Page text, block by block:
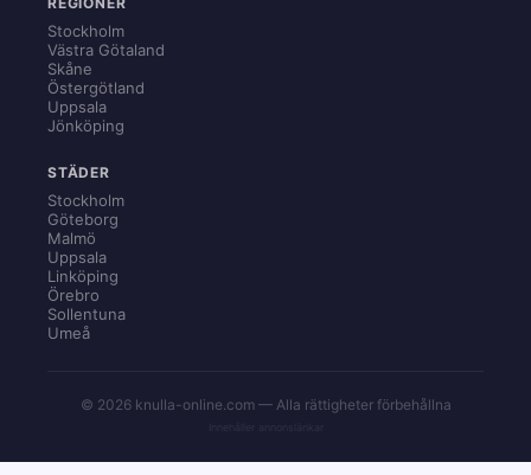
Stockholm
Västra Götaland
Skåne
Östergötland
Uppsala
Jönköping
STÄDER
Stockholm
Göteborg
Malmö
Uppsala
Linköping
Örebro
Sollentuna
Umeå
© 2026 knulla-online.com — Alla rättigheter förbehållna